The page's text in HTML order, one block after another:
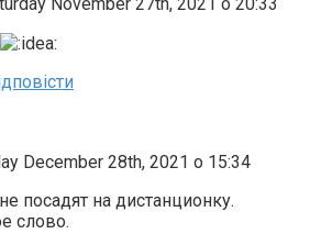
December 28th, 2021 о 15:34
посадят на дистанционку.
слово.